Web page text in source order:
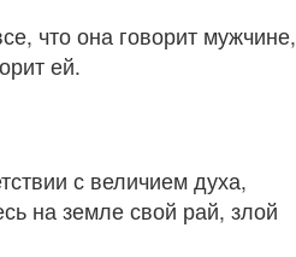
что она говорит мужчине,
ей.
с величием духа,
на земле свой рай, злой